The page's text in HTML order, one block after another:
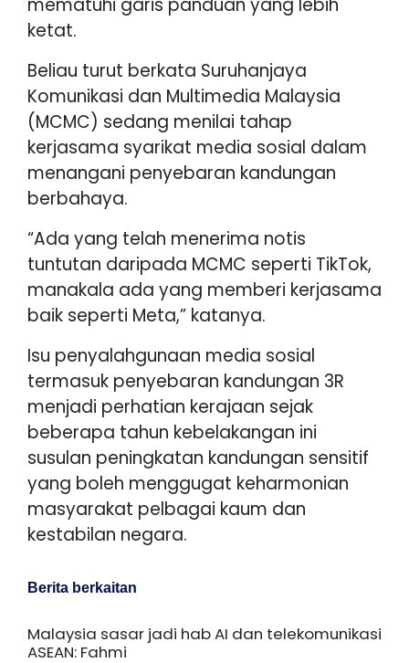
ketat.
Beliau turut berkata Suruhanjaya
Komunikasi dan Multimedia Malaysia
(MCMC) sedang menilai tahap
kerjasama syarikat media sosial dalam
menangani penyebaran kandungan
berbahaya.
“Ada yang telah menerima notis
tuntutan daripada MCMC seperti TikTok,
manakala ada yang memberi kerjasama
baik seperti Meta,” katanya.
Isu penyalahgunaan media sosial
termasuk penyebaran kandungan 3R
menjadi perhatian kerajaan sejak
beberapa tahun kebelakangan ini
susulan peningkatan kandungan sensitif
yang boleh menggugat keharmonian
masyarakat pelbagai kaum dan
kestabilan negara.
Berita berkaitan
Malaysia sasar jadi hab AI dan telekomunikasi
ASEAN: Fahmi